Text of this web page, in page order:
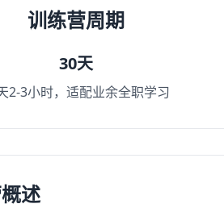
训练营周期
30天
2-3小时，适配业余全职学习
述